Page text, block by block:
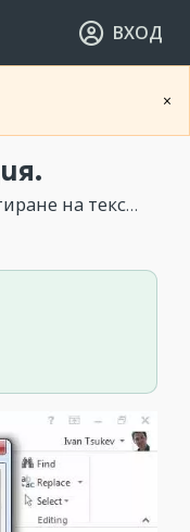
ВХОД
×
Типография.